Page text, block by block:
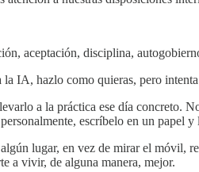
aceptación, disciplina,
IA, hazlo como quieras, pero
a la práctica ese día concreto.
escríbelo en un papel
lugar, en vez de mirar el móvil,
a vivir, de alguna manera, mejor.